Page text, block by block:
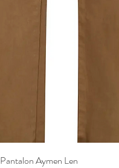
Aperçu rapide
Pantalon Aymen Len